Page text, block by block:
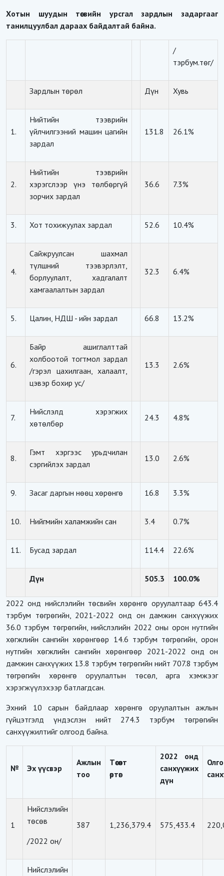
Хотын шуудын төсвийн урсгал зардлын задаргааг
танилцуулбал дараах байдалтай байна.
/
тэрбум.төг/
Зардлын төрөл Дүн Хувь
1.
Нийтийн тээврийн
үйлчилгээний машин цагийн
зардал
131.8 26.1%
2.
Нийтийн тээврийн
хэрэгслээр үнэ төлбөргүй
зорчих зардал
36.6 7.3%
3. Хот тохижуулах зардал 52.6 10.4%
4.
Сайжруулсан шахмал
түлшний тээвэрлэлт,
борлуулалт, хадгалалт
хамгаалалтын зардал
32.3 6.4%
5. Цалин, НДШ - ийн зардал 66.8 13.2%
6.
Байр ашиглалттай
холбоотой тогтмол зардал
/гэрэл цахилгаан, халаалт,
цэвэр бохир ус/
13.3 2.6%
7.
Нийслэлд хэрэгжих
хөтөлбөр
24.3 4.8%
8.
Гэмт хэргээс урьдчилан
сэргийлэх зардал
13.0 2.6%
9. Засаг даргын нөөц хөрөнгө 16.8 3.3%
10. Нийгмийн халамжийн сан 3.4 0.7%
11. Бусад зардал 114.4 22.6%
Дүн 505.3 100.0%
2022 онд нийслэлийн төсвийн хөрөнгө оруулалтаар 643.4
тэрбум төгрөгийн, 2021-2022 онд он дамжин санхүүжих
36.0 тэрбум төгрөгийн, нийслэлийн 2022 оны орон нутгийн
хөгжлийн сангийн хөрөнгөөр 14.6 тэрбум төгрөгийн, орон
нутгийн хөгжлийн сангийн хөрөнгөөр 2021-2022 онд он
дамжин санхүүжих 13.8 тэрбум төгрөгийн нийт 707.8 тэрбум
төгрөгийн хөрөнгө оруулалтын төсөл, арга хэмжээг
хэрэгжүүлэхээр батлагдсан.
Эхний 10 сарын байдлаар хөрөнгө оруулалтын ажлын
гүйцэтгэлд үндэслэн нийт 274.3 тэрбум төгрөгийн
санхүүжилтийг олгоод байна.
№ Эх үүсвэр
Ажлын
тоо
Төсөвт
өртөг
2022 онд
санхүүжих
дүн
1
Нийслэлийн
төсөв
/2022 он/
387 1,236,379.4 575,433.4
Нийслэлийн